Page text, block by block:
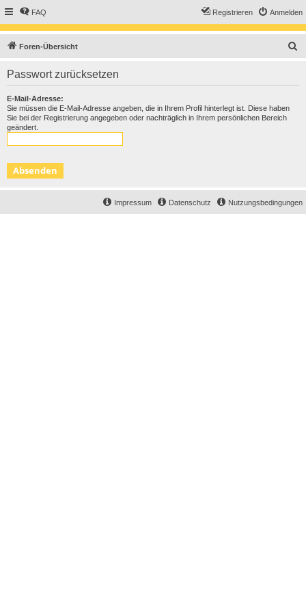
FAQ Anmelden
Registrieren
Foren-Übersicht
Passwort zurücksetzen
E-Mail-Adresse:
Sie müssen die E-Mail-Adresse angeben, die in Ihrem Profil hinterlegt ist. Diese haben
Sie bei der Registrierung angegeben oder nachträglich in Ihrem persönlichen Bereich
geändert.
Nutzungsbedingungen
Datenschutz
Impressum